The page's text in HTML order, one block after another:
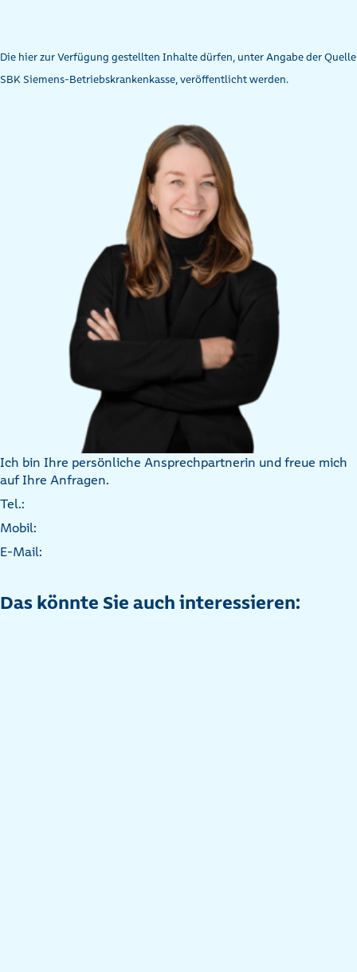
Die hier zur Verfügung gestellten Inhalte dürfen, unter Angabe der Quelle
SBK Siemens-Betriebskrankenkasse, veröffentlicht werden.
Ich bin Ihre persönliche Ansprechpartnerin und freue mich
auf Ihre Anfragen.
Tel.:
Mobil:
E-Mail:
Das könnte Sie auch interessieren: